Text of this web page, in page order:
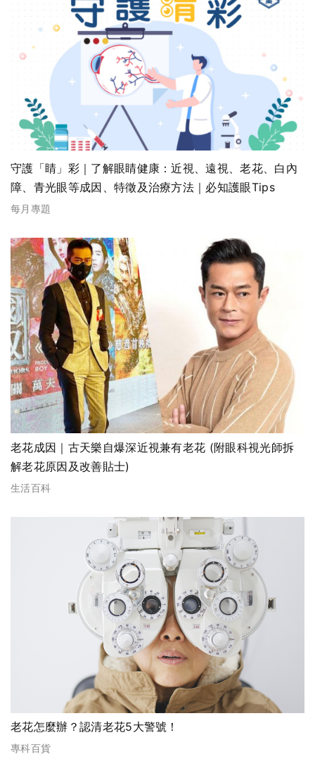
守護「睛」彩｜了解眼睛健康：近視、遠視、老花、白內
障、青光眼等成因、特徵及治療方法｜必知護眼Tips
每月專題
老花成因｜古天樂自爆深近視兼有老花 (附眼科視光師拆
解老花原因及改善貼士)
生活百科
老花怎麼辦？認清老花5大警號！
專科百貨